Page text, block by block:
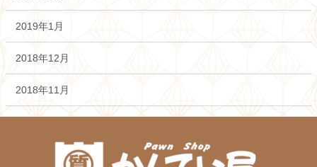
2019年1月
2018年12月
2018年11月